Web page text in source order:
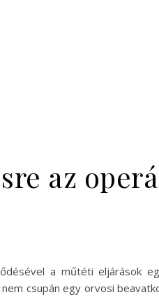
az
a műtéti eljárások
csupán egy orvosi